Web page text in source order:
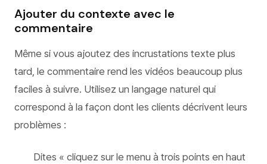
Ajouter du contexte avec le
commentaire
Même si vous ajoutez des incrustations texte plus
tard, le commentaire rend les vidéos beaucoup plus
faciles à suivre. Utilisez un langage naturel qui
correspond à la façon dont les clients décrivent leurs
problèmes :
Dites « cliquez sur le menu à trois points en haut